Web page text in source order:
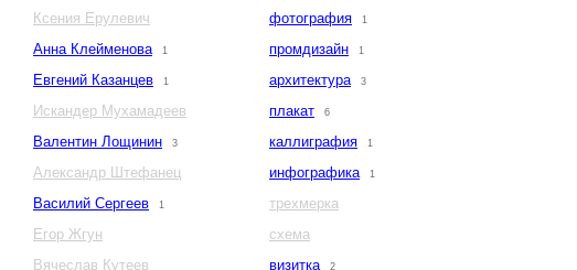
Ксения Ерулевич
Анна Клейменова
1
Евгений Казанцев 1
Искандер Мухамадеев
Валентин Лощинин
3
Александр Штефанец
Василий Сергеев
1
Егор Жгун
Вячеслав Кутеев
фотография 1
промдизайн 1
архитектура 3
плакат 6
каллиграфия 1
инфографика 1
трехмерка
схема
визитка
2